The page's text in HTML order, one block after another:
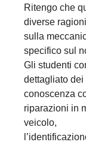
Ritengo che
diverse
sulla
specifico sul
Gli studenti
dettagliato
conoscenza
riparazioni in
veicolo,